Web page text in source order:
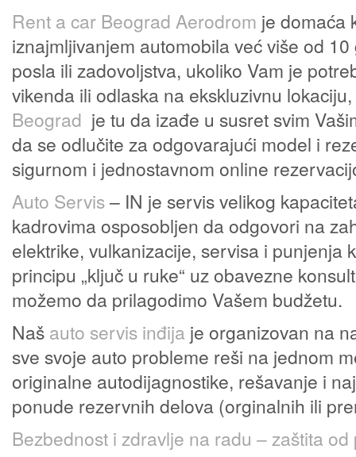
Rent a car Beograd Aerodrom je domaća
iznajmljivanjem automobila već više od
posla ili zadovoljstva, ukoliko Vam je
vikenda ili odlaska na ekskluzivnu lokaciju,
Beograd je tu da izađe u susret svim
da se odlučite za odgovarajući model i
sigurnom i jednostavnom online
Auto Servis– IN je servis velikog
kadrovima osposobljen da odgovori na
elektrike, vulkanizacije, servisa i punjenja
principu „ključ u ruke“ uz obavezne
možemo da prilagodimo Vašem budžetu.
Naš auto servis inđija je organizovan na
sve svoje auto probleme reši na jednom
originalne autodijagnostike, rešavanje i
ponude rezervnih delova (orginalnih ili
Bezbednost i zdravlje na radu – zaštita